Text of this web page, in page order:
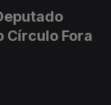
Círculo Fora